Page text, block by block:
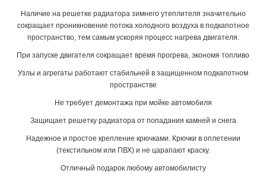
Наличие на решетке радиатора зимнего утеплителя значительно
сокращает проникновение потока холодного воздуха в подкапотное
пространство, тем самым ускоряя процесс нагрева двигателя.
При запуске двигателя сокращает время прогрева, экономя топливо
Узлы и агрегаты работают стабильней в защищенном подкапотном
пространстве
Не требует демонтажа при мойке автомобиля
Защищает решетку радиатора от попадания камней и снега
Надежное и простое крепление крючками. Крючки в оплетении
(текстильном или ПВХ) и не царапают краску.
Отличный подарок любому автомобилисту